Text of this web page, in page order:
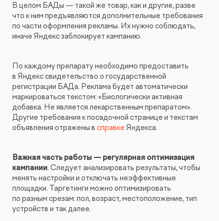
В целом БАДы — такой же товар, как и другие, разве
что к ним предъявляются дополнительные требования
по части оформления рекламы. Их нужно соблюдать,
иначе Яндекс заблокирует кампанию.
По каждому препарату необходимо предоставить
в Яндекс свидетельство о государственной
регистрации БАДа. Реклама будет автоматически
маркироваться текстом: «Биологически активная
добавка. Не является лекарственным препаратом».
Другие требования к посадочной странице и текстам
объявления отражены в справке Яндекса.
Важная часть работы — регулярная оптимизация
кампании. Следует анализировать результаты, чтобы
менять настройки и отключать неэффективные
площадки. Таргетинги можно оптимизировать
по разным срезам: пол, возраст, местоположение, тип
устройств и так далее.